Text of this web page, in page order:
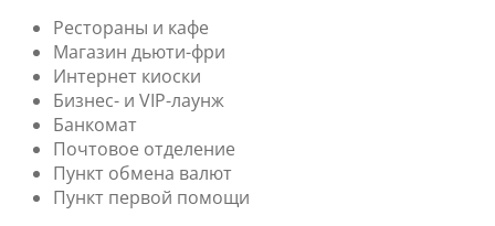
Рестораны и кафе
Магазин дьюти-фри
Интернет киоски
Бизнес- и VIP-лаунж
Банкомат
Почтовое отделение
Пункт обмена валют
Пункт первой помощи